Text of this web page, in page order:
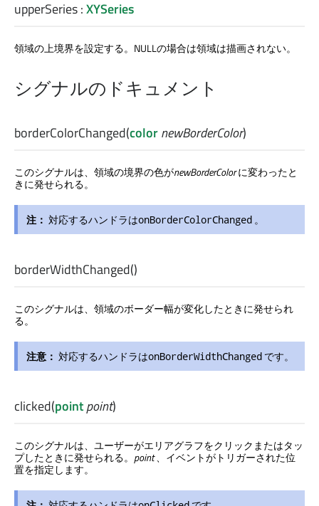
upperSeries:XYSeries
領域の上境界を設定する。NULLの場合は領域は描画されない。
シグナルのドキュメント
borderColorChanged(colornewBorderColor)
このシグナルは、領域の境界の色がnewBorderColorに変わったと
きに発せられる。
注： 対応するハンドラはonBorderColorChanged 。
borderWidthChanged()
このシグナルは、領域のボーダー幅が変化したときに発せられ
る。
注意： 対応するハンドラはonBorderWidthChanged です。
clicked(pointpoint)
このシグナルは、ユーザーがエリアグラフをクリックまたはタッ
プしたときに発せられる。 point、イベントがトリガーされた位
置を指定します。